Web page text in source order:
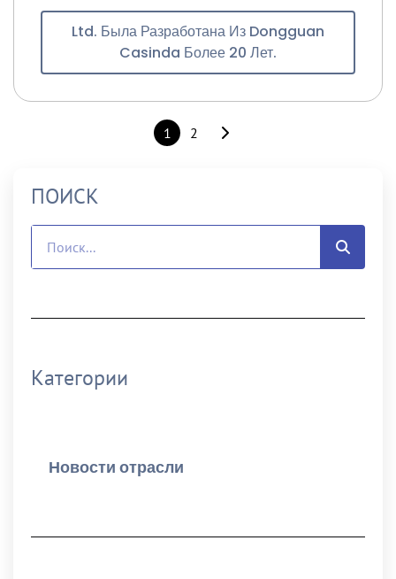
Ltd. Была Разработана Из Dongguan
Casinda Более 20 Лет.
1 2
ПОИСК
Категории
Новости отрасли